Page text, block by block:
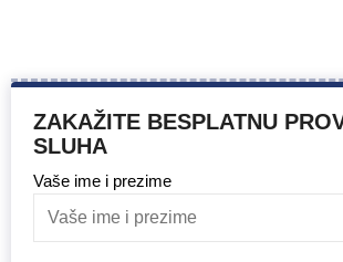
ZAKAŽITE BESPLATNU
SLUHA
Vaše ime i prezime